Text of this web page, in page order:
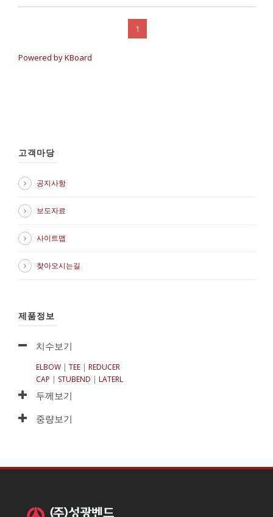
1
Powered by KBoard
고객마당
공지사항
보도자료
사이트맵
찾아오시는길
제품정보
치수보기
ELBOW | TEE | REDUCER
CAP | STUBEND | LATERL
두께보기
중량보기